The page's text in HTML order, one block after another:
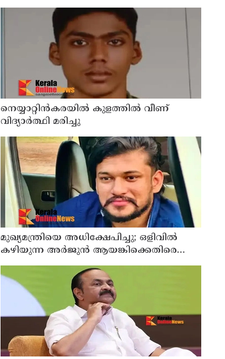
നെയ്യാറ്റിൻകരയിൽ കുളത്തില്‍ വീണ്
വിദ്യാര്‍ത്ഥി മരിച്ചു
മുഖ്യമന്ത്രിയെ അധിക്ഷേപിച്ചു; ഒളിവില്‍
കഴിയുന്ന അർജുൻ ആയങ്കിക്കെതിരെ
വീണ്ടും കേസ്